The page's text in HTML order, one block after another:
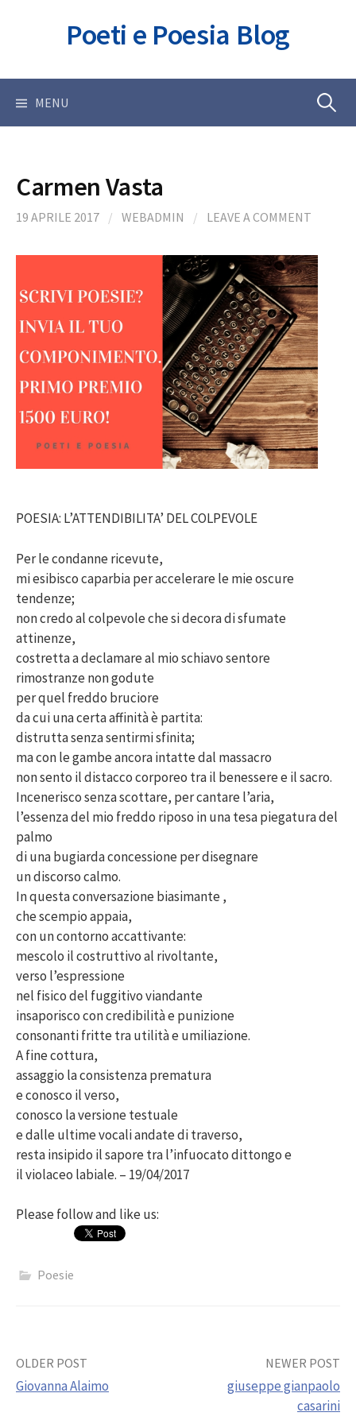
Poeti e Poesia Blog
MENU Ricerca
Carmen Vasta
19 APRILE 2017 / WEBADMIN / LEAVE A COMMENT
POESIA: L’ATTENDIBILITA’ DEL COLPEVOLE
Per le condanne ricevute,
mi esibisco caparbia per accelerare le mie oscure
tendenze;
non credo al colpevole che si decora di sfumate
attinenze,
costretta a declamare al mio schiavo sentore
rimostranze non godute
per quel freddo bruciore
da cui una certa affinità è partita:
distrutta senza sentirmi sfinita;
ma con le gambe ancora intatte dal massacro
non sento il distacco corporeo tra il benessere e il sacro.
Incenerisco senza scottare, per cantare l’aria,
l’essenza del mio freddo riposo in una tesa piegatura del
palmo
di una bugiarda concessione per disegnare
un discorso calmo.
In questa conversazione biasimante ,
che scempio appaia,
con un contorno accattivante:
mescolo il costruttivo al rivoltante,
verso l’espressione
nel fisico del fuggitivo viandante
insaporisco con credibilità e punizione
consonanti fritte tra utilità e umiliazione.
A fine cottura,
assaggio la consistenza prematura
e conosco il verso,
conosco la versione testuale
e dalle ultime vocali andate di traverso,
resta insipido il sapore tra l’infuocato dittongo e
il violaceo labiale. – 19/04/2017
Please follow and like us:
Poesie
Post
OLDER POST
Giovanna Alaimo
NEWER POST
giuseppe gianpaolo
casarini